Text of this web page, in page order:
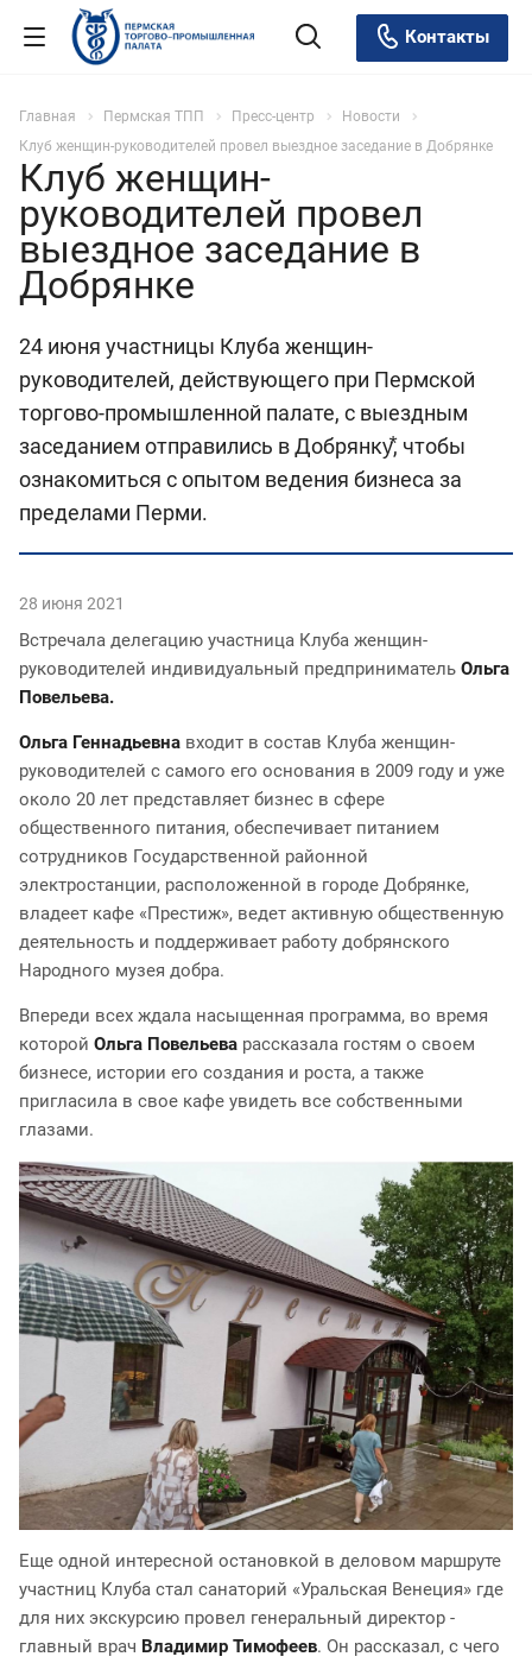
Контакты
Главная Пермская ТПП Пресс-центр
Новости
Клуб женщин-руководителей провел выездное заседание в Добрянке
Клуб женщин-
руководителей провел
выездное заседание в
Добрянке
24 июня участницы Клуба женщин-
руководителей, действующего при Пермской
торгово-промышленной палате, с выездным
заседанием отправились в Добрянку⃰, чтобы
ознакомиться с опытом ведения бизнеса за
пределами Перми.
28 июня 2021
Встречала делегацию участница Клуба женщин-
руководителей индивидуальный предприниматель Ольга
Повельева.
Ольга Геннадьевна входит в состав Клуба женщин-
руководителей с самого его основания в 2009 году и уже
около 20 лет представляет бизнес в сфере
общественного питания, обеспечивает питанием
сотрудников Государственной районной
электростанции, расположенной в городе Добрянке,
владеет кафе «Престиж», ведет активную общественную
деятельность и поддерживает работу добрянского
Народного музея добра.
Впереди всех ждала насыщенная программа, во время
которой Ольга Повельева рассказала гостям о своем
бизнесе, истории его создания и роста, а также
пригласила в свое кафе увидеть все собственными
глазами.
Еще одной интересной остановкой в деловом маршруте
участниц Клуба стал санаторий «Уральская Венеция» где
для них экскурсию провел генеральный директор -
главный врач Владимир Тимофеев. Он рассказал, с чего